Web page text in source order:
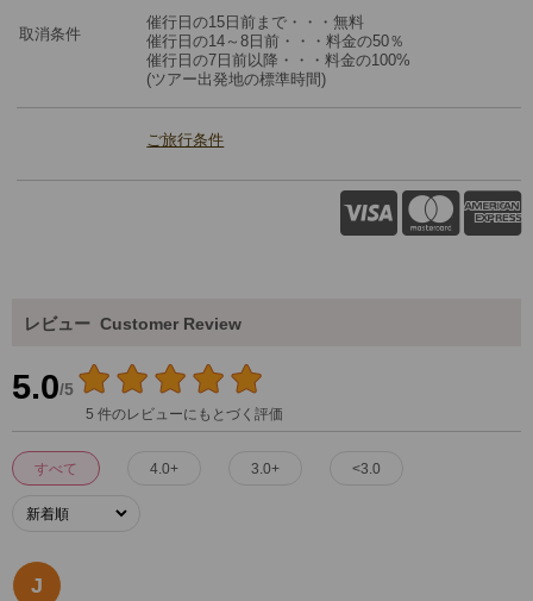
取消条件
催行日の15日前まで・・・無料
催行日の14～8日前・・・料金の50％
催行日の7日前以降・・・料金の100%
(ツアー出発地の標準時間)
ご旅行条件
レビュー Customer Review
5.0/5
5 件のレビューにもとづく評価
すべて 4.0+ 3.0+ <3.0
J